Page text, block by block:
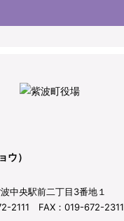
ウ）
中央駅前二丁目3番地１
2111 FAX：019-672-2311